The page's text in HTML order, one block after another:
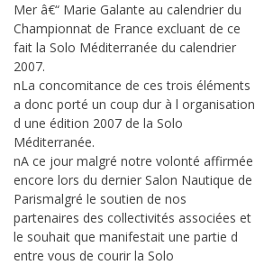
Mer â€“ Marie Galante au calendrier du
Championnat de France excluant de ce
fait la Solo Méditerranée du calendrier
2007.
nLa concomitance de ces trois éléments
a donc porté un coup dur à l organisation
d une édition 2007 de la Solo
Méditerranée.
nA ce jour malgré notre volonté affirmée
encore lors du dernier Salon Nautique de
Parismalgré le soutien de nos
partenaires des collectivités associées et
le souhait que manifestait une partie d
entre vous de courir la Solo